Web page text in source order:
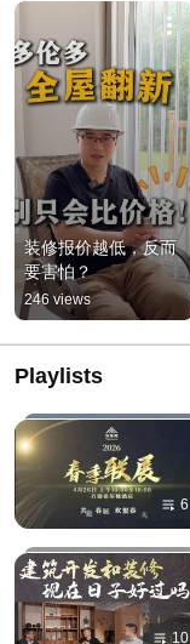
装修报价越低，反而
要害怕？
246 views
Playlists
6
10